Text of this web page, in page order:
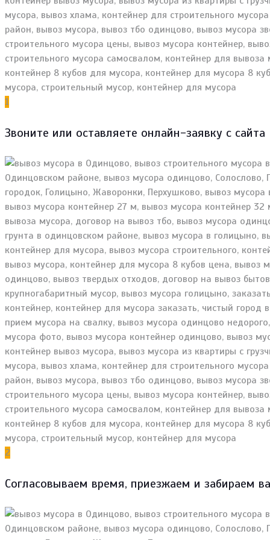
1
Звоните или оставляете онлайн-заявку с сайта
2
Согласовываем время, приезжаем и забираем